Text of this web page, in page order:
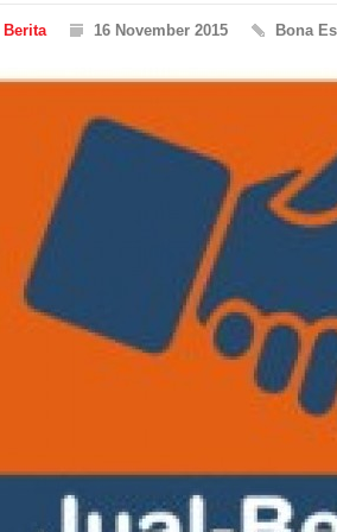
Berita 16 November 2015 Bona